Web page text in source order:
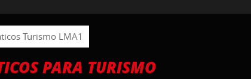
PARA TURISMO